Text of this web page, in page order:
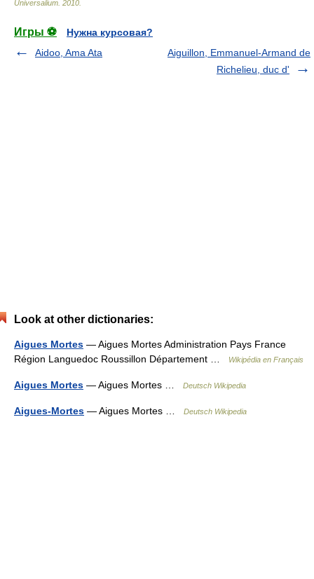
Universalium 2010
Игры ⚽
Нужна курсовая?
Aidoo, Ama Ata
Aiguillon, Emmanuel-Armand de
Richelieu, duc d'
Look at other dictionaries:
Aigues Mortes — Aigues Mortes Administration Pays France
Région Languedoc Roussillon Département …
Wikipédia en Français
Aigues Mortes — Aigues Mortes … Deutsch Wikipedia
Aigues-Mortes — Aigues Mortes … Deutsch Wikipedia